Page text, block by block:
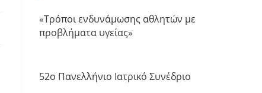
«Τρόποι ενδυνάμωσης αθλητών με
προβλήματα υγείας»
52o Πανελλήνιο Ιατρικό Συνέδριο